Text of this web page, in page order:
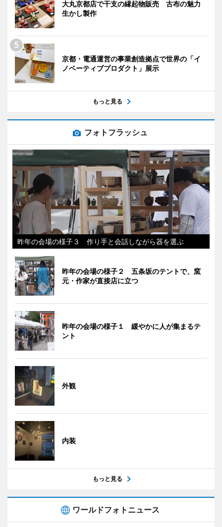
大丸京都店で干支の縁起物販売 古布の魅力
生かし製作
京都・電通運営の事業創造拠点で世界の「イ
ノベーティブプロダクト」展示
もっと見る
フォトフラッシュ
昨年の会場の様子３ 作り手と会話しながら器を選ぶ
昨年の会場の様子２ 五条坂のテントで、窯
元・作家が直接店に立つ
昨年の会場の様子１ 緩やかに人が集まるテ
ント
外観
内装
もっと見る
ワールドフォトニュース